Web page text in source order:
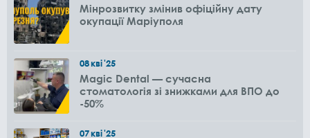
Мінрозвитку змінив офіційну дату
окупації Маріуполя
08кві'25
Magic Dental — сучасна
стоматологія зі знижками для ВПО до
-50%
07кві'25